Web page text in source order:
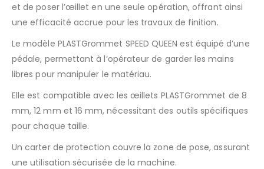
et de poser l’œillet en une seule opération, offrant ainsi
une efficacité accrue pour les travaux de finition.
Le modèle PLASTGrommet SPEED QUEEN est équipé d’une
pédale, permettant à l’opérateur de garder les mains
libres pour manipuler le matériau.​
Elle est compatible avec les œillets PLASTGrommet de 8
mm, 12 mm et 16 mm, nécessitant des outils spécifiques
pour chaque taille.​
Un carter de protection couvre la zone de pose, assurant
une utilisation sécurisée de la machine.​